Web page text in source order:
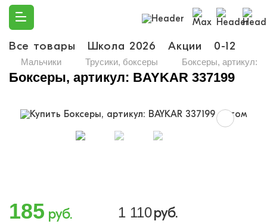
Все товары Школа 2026 Акции 0-12
Мальчики Трусики, боксеры Боксеры, артикул:
Боксеры, артикул: BAYKAR 337199
185 руб. 1 110руб.